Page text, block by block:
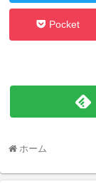
Pocket
ホーム